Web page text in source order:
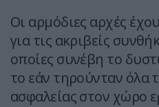
Οι αρμόδιες αρχές
για τις ακριβείς
οποίες συνέβη το
το εάν τηρούνταν όλα
ασφαλείας στον χώρο